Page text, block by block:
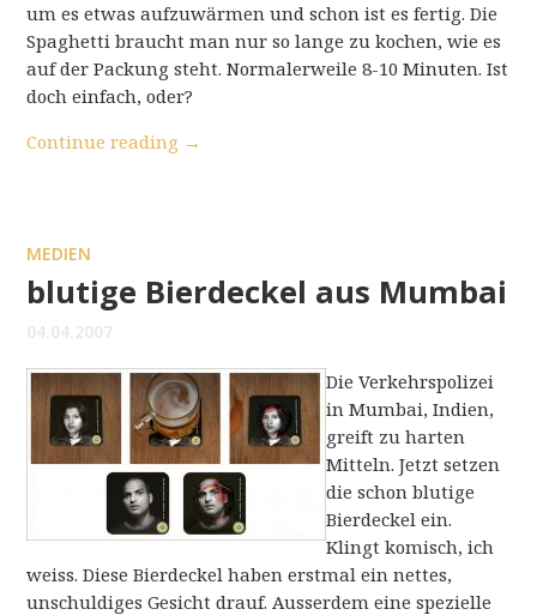
um es etwas aufzuwärmen und schon ist es fertig. Die
Spaghetti braucht man nur so lange zu kochen, wie es
auf der Packung steht. Normalerweile 8-10 Minuten. Ist
doch einfach, oder?
Continue reading →
MEDIEN
blutige Bierdeckel aus Mumbai
04.04.2007
Die Verkehrspolizei
in Mumbai, Indien,
greift zu harten
Mitteln. Jetzt setzen
die schon blutige
Bierdeckel ein.
Klingt komisch, ich
weiss. Diese Bierdeckel haben erstmal ein nettes,
unschuldiges Gesicht drauf. Ausserdem eine spezielle